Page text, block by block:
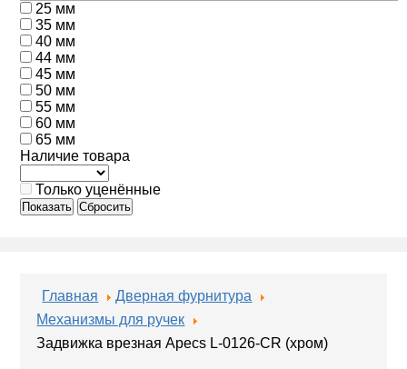
25 мм
35 мм
40 мм
44 мм
45 мм
50 мм
55 мм
60 мм
65 мм
Наличие товара
Только уценённые
Показать Сбросить
Главная
Дверная фурнитура
Механизмы для ручек
Задвижка врезная Apecs L-0126-CR (хром)